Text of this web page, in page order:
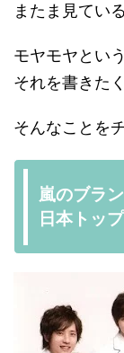
またま見てい
モヤモヤとい
それを書きた
そんなことを
嵐のブラ
日本トッ